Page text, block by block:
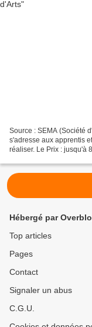
Source : SEMA (Société
s'adresse aux apprentis
réaliser. Le Prix : jusqu'à
18472-Details-d-une-
Hébergé par
Top articles
Pages
Contact
Signaler un abus
C.G.U.